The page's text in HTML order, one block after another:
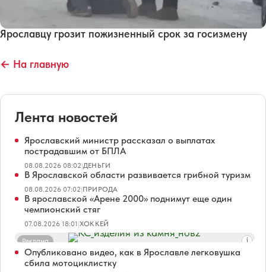
Ярославцу грозит пожизненный срок за госизмену
← На главную
Лента новостей
Ярославский министр рассказал о выплатах
пострадавшим от БПЛА
08.08.2026 08:02|ДЕНЬГИ
В Ярославской области развивается грибной туризм
08.08.2026 07:02|ПРИРОДА
В ярославской «Арене 2000» поднимут еще один
чемпионский стяг
07.08.2026 18:01|ХОККЕЙ
Реклама
Опубликовано видео, как в Ярославле легковушка
сбила мотоциклистку